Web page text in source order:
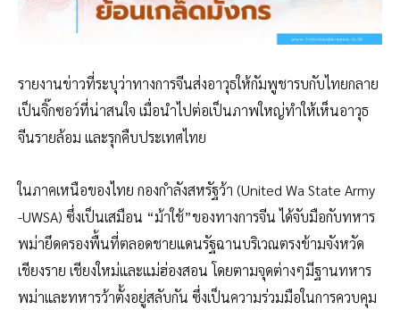
รายงานข่าวที่ระบุว่าทางการจีนส่งอาวุธให้กัมพูชารบกับไทยกลาย
เป็นจิ๊กซอว์ที่น่าสนใจ เมื่อนำไปต่อเป็นภาพใหญ่ทำให้เห็นอาวุธ
จีนรายล้อม และรุกคืบประเทศไทย
ในภาคเหนือของไทย กองกำลังสหรัฐว้า (United Wa State Army
-UWSA) ซึ่งเป็นเสมือน “ม้าใช้”ของทางการจีน ได้จับมือกับทหาร
พม่ายึดครองพื้นที่ตลอดชายแดนรัฐฉานบริเวณตรงข้ามจังหวัด
เชียงราย เชียงใหม่และแม่ฮ่องสอน โดยตามจุดต่างๆมีฐานทหาร
พม่าและทหารว้าตั้งอยู่สลับกัน ซึ่งเป็นความร่วมมือในการควบคุม